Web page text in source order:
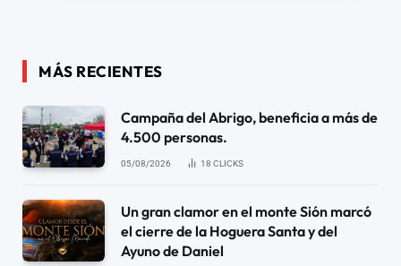
MÁS RECIENTES
Campaña del Abrigo, beneficia a más de
4.500 personas.
05/08/2026 18 CLICKS
Un gran clamor en el monte Sión marcó
el cierre de la Hoguera Santa y del
Ayuno de Daniel